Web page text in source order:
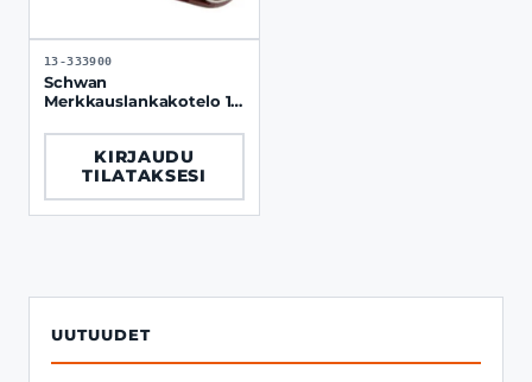
UUTUUDET
13-333900
Schwan
Merkkauslankakotelo 15
KIRJAUDU
TILATAKSESI